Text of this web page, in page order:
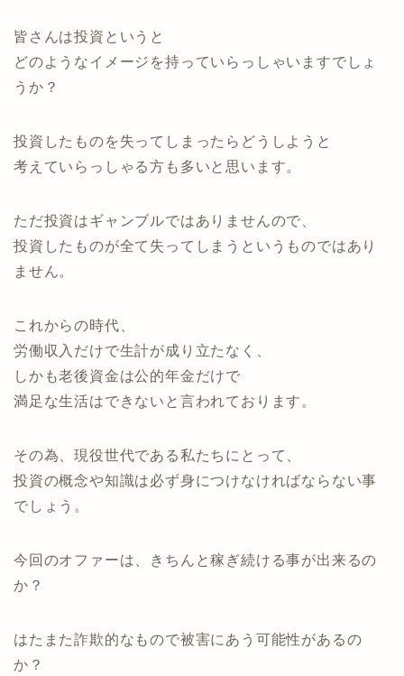
皆さんは投資というと
どのようなイメージを持っていらっしゃいますでしょ
うか？
投資したものを失ってしまったらどうしようと
考えていらっしゃる方も多いと思います。
ただ投資はギャンブルではありませんので、
投資したものが全て失ってしまうというものではあり
ません。
これからの時代、
労働収入だけで生計が成り立たなく、
しかも老後資金は公的年金だけで
満足な生活はできないと言われております。
その為、現役世代である私たちにとって、
投資の概念や知識は必ず身につけなければならない事
でしょう。
今回のオファーは、きちんと稼ぎ続ける事が出来るの
か？
はたまた詐欺的なもので被害にあう可能性があるの
か？